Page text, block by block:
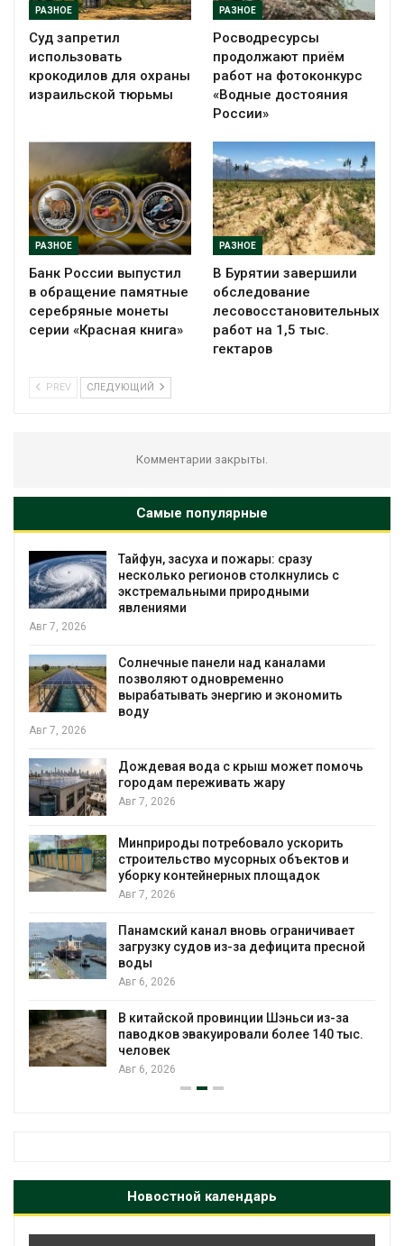
РАЗНОЕ
Суд запретил
использовать
крокодилов для охраны
израильской тюрьмы
РАЗНОЕ
Росводресурсы
продолжают приём
работ на фотоконкурс
«Водные достояния
России»
РАЗНОЕ
Банк России выпустил
в обращение памятные
серебряные монеты
серии «Красная книга»
РАЗНОЕ
В Бурятии завершили
обследование
лесовосстановительных
работ на 1,5 тыс.
гектаров
PREV СЛЕДУЮЩИЙ
Комментарии закрыты.
Самые популярные
тыс.
МЕГА и ВкусВилл установили
экообменники для сбора вторсырья
Авг 6, 2026
Авг 6, 2026
Авг 6, 2026
Европа теряет всё больше лесной
Авг 6, 2026
В горах Карачаево-Черкесии выявили
новые места произрастания
Авг 6, 2026
Учёные научили салат производить
«животный» белок для растительного
Авг 6, 2026
Новостной календарь